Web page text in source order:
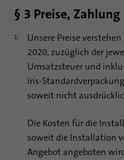
§ 3 Preise, Zahlung
Unsere Preise
2020, zuzüglich der
Umsatzsteuer und
iris-
soweit nicht
Die Kosten für die
soweit die Installation
Angebot angeboten
sind, und der
Form.
Name
Anbieter Google Analytics
Laufzeit 1 Minute
Zweck
Google
Unterscheidung